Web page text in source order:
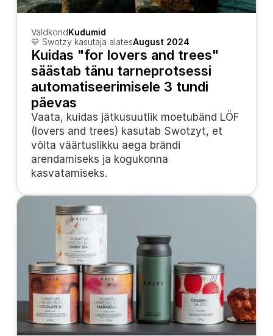
ValdkondKudumid
💛 Swotzy kasutaja alatesAugust 2024
Kuidas "for lovers and trees"
säästab tänu tarneprotsessi
automatiseerimisele 3 tundi
päevas
Vaata, kuidas jätkusuutlik moetubänd LÖF
(lovers and trees) kasutab Swotzyt, et
võita väärtuslikku aega brändi
arendamiseks ja kogukonna
kasvatamiseks.